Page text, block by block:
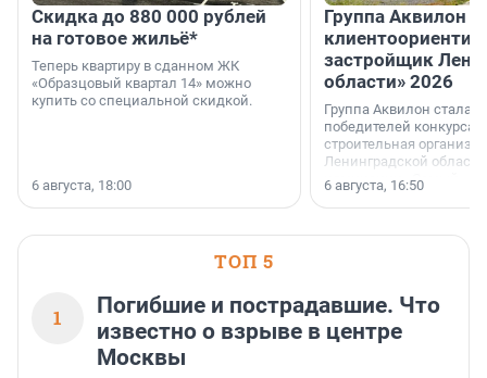
Скидка до 880 000 рублей
на готовое жильё*
Теперь квартиру в сданном ЖК
«Образцовый квартал 14» можно
купить со специальной скидкой.
6 августа, 18:00
Группа Аквилон
застройщик
области» 2026
Группа Аквилон стала
победителей конкурса
строительная
Ленинградской области
номинации «Самый
застройщик
области».
6 августа, 16:50
ТОП 5
1
Погибшие и пострадавшие. Что
известно о взрыве в центре
Москвы